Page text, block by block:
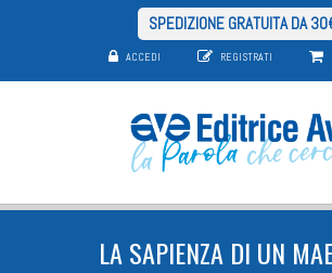
SPEDIZIONE GRATUITA DA
ACCEDI REGISTRATI
LA SAPIENZA DI UN